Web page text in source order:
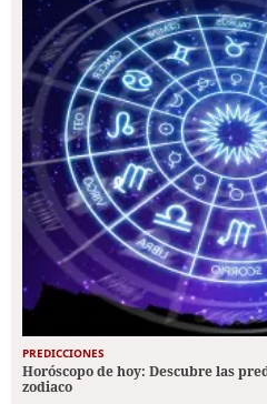
PREDICCIONES
Horóscopo de hoy: Descubre las
zodiaco